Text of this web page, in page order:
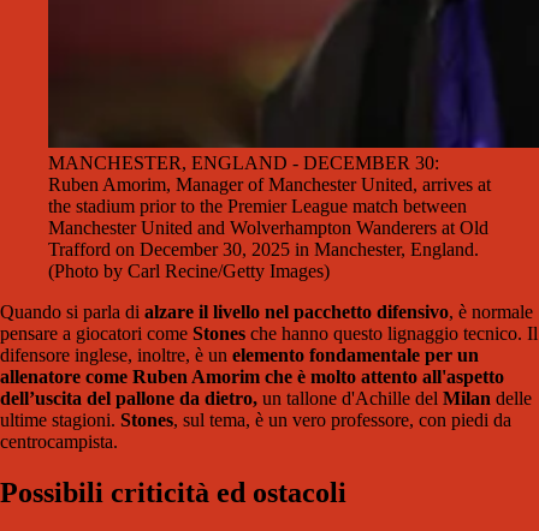
MANCHESTER, ENGLAND - DECEMBER 30:
Ruben Amorim, Manager of Manchester United, arrives at
the stadium prior to the Premier League match between
Manchester United and Wolverhampton Wanderers at Old
Trafford on December 30, 2025 in Manchester, England.
(Photo by Carl Recine/Getty Images)
Quando si parla di alzare il livello nel pacchetto difensivo, è normale
pensare a giocatori come Stones che hanno questo lignaggio tecnico. Il
difensore inglese, inoltre, è un elemento fondamentale per un
allenatore come Ruben Amorim che è molto attento all'aspetto
dell’uscita del pallone da dietro, un tallone d'Achille del Milan delle
ultime stagioni. Stones, sul tema, è un vero professore, con piedi da
centrocampista.
Possibili criticità ed ostacoli